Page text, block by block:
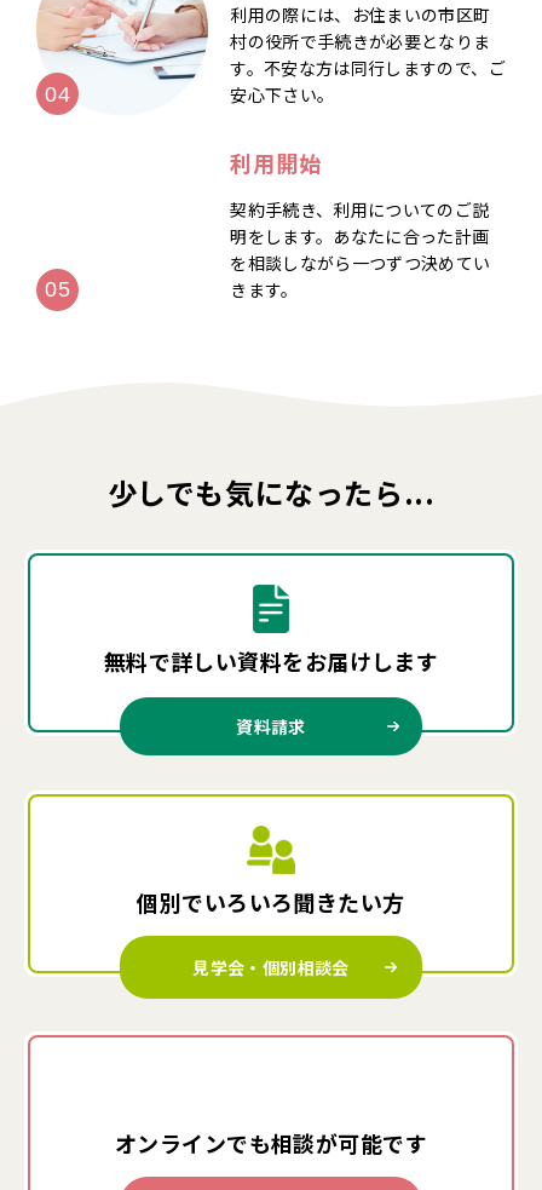
利用の際には、お住まいの市区町
村の役所で手続きが必要となりま
す。不安な方は同行しますので、ご
安心下さい。
利用開始
契約手続き、利用についてのご説
明をします。あなたに合った計画
を相談しながら一つずつ決めてい
きます。
少しでも気になったら...
無料で詳しい資料をお届けします
資料請求
個別でいろいろ聞きたい方
見学会・個別相談会
オンラインでも相談が可能です